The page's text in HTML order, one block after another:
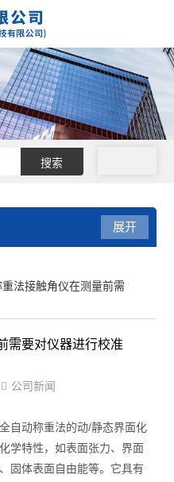
展开
重法接触角仪在测量前需
需要对仪器进行校准
公司新闻
自动称重法的动/静态界面化
学特性，如表面张力、界面
固体表面自由能等。它具有